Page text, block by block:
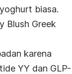
biasa.
Blush Greek
karena
YY dan GLP-